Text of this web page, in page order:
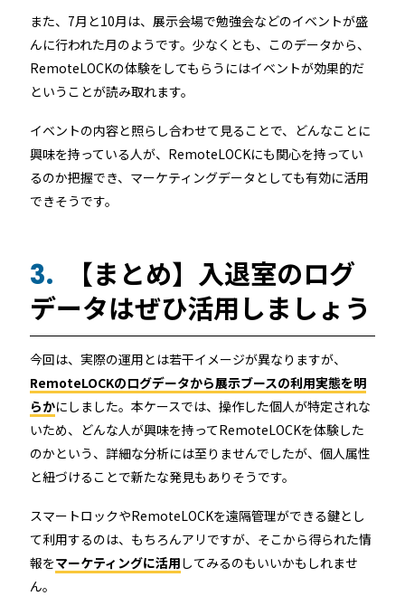
また、7月と10月は、展示会場で勉強会などのイベントが盛
んに行われた月のようです。少なくとも、このデータから、
RemoteLOCKの体験をしてもらうにはイベントが効果的だ
ということが読み取れます。
イベントの内容と照らし合わせて見ることで、どんなことに
興味を持っている人が、RemoteLOCKにも関心を持ってい
るのか把握でき、マーケティングデータとしても有効に活用
できそうです。
3.
【まとめ】入退室のログ
データはぜひ活用しましょう
今回は、実際の運用とは若干イメージが異なりますが、
RemoteLOCKのログデータから展示ブースの利用実態を明
らかにしました。本ケースでは、操作した個人が特定されな
いため、どんな人が興味を持ってRemoteLOCKを体験した
のかという、詳細な分析には至りませんでしたが、個人属性
と紐づけることで新たな発見もありそうです。
スマートロックやRemoteLOCKを遠隔管理ができる鍵とし
て利用するのは、もちろんアリですが、そこから得られた情
報をマーケティングに活用 してみるのもいいかもしれませ
ん。